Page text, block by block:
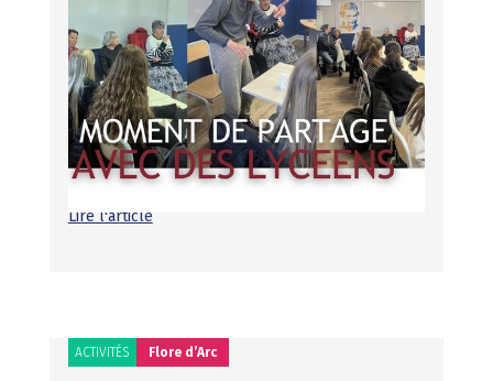
Comme chaque année, les résidents de Flore d’Arc ont
eu la joie de rencontrer des lycéens, cette année des
élèves de seconde du lycée Saint-Henri de Guarguier, et
ce fut un vrai moment de complicité et de découvertes
mutuelles 🤝. Entre rires, histoires racontées et
souvenirs évoqués, ces rencontres ont été riches en
émotions ❤️ et en échanges, rappelant à chacun
l’importance du lien entre les générations. Quelques
souvenirs en photos viennent illustrer ces beaux
moments de partage et de convivialité.
Lire l'article
ACTIVITÉS Flore d’Arc